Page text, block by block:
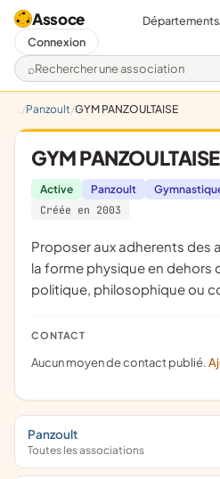
Assoce
Rechercher une association
Départements
Connexion
Panzoult GYM PANZOULTAISE
GYM PANZOULTAISE
Active Panzoult
Créée en 2003
proposer aux adherents des activites de maintien de
la forme physique en
politique, philosophique ou
CONTACT
Aucun moyen de contact publié.
Panzoult
Toutes les associations